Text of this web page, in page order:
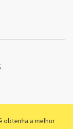
obtenha a melhor